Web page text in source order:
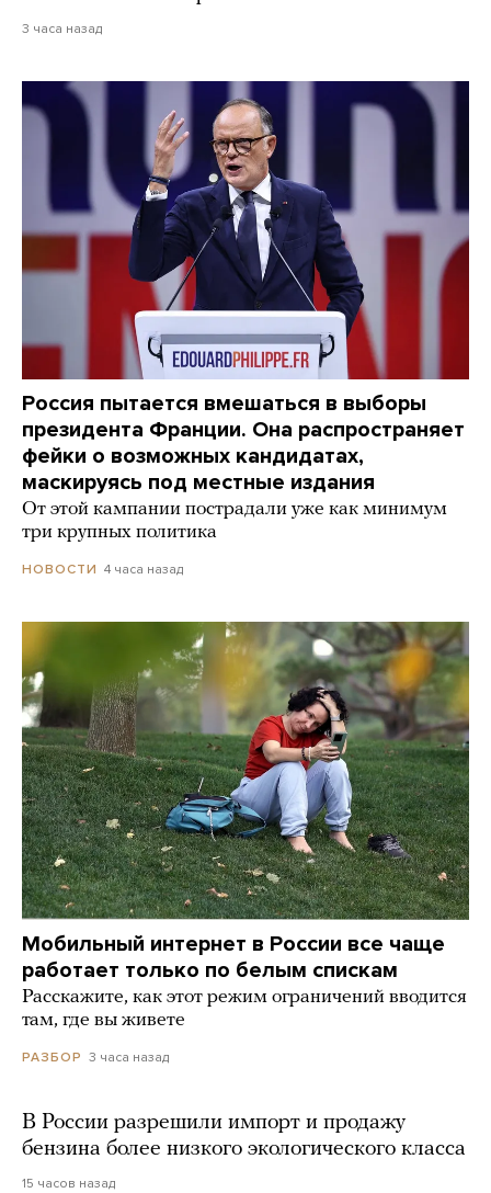
3 часа назад
Россия пытается вмешаться в выборы
президента Франции. Она распространяет
фейки о возможных кандидатах,
маскируясь под местные издания
От этой кампании пострадали уже как минимум
три крупных политика
НОВОСТИ 4 часа назад
Мобильный интернет в России все чаще
работает только по белым спискам
Расскажите, как этот режим ограничений вводится
там, где вы живете
РАЗБОР 3 часа назад
В России разрешили импорт и продажу
бензина более низкого экологического класса
15 часов назад